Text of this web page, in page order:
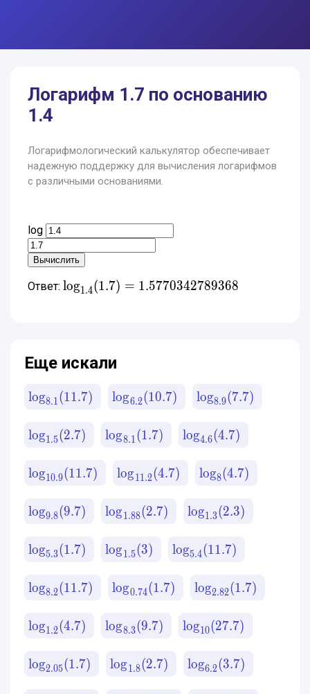
Логарифм 1.7 по основанию
1.4
Логарифмологический калькулятор обеспечивает
надежную поддержку для вычисления логарифмов
с различными основаниями.
log
Ответ: \log_{1.4}(1.7)
log1.4(1.7) = 1.5770342789368
Еще искали
log8.1(11.7) log6.2(10.7) log8.9(7.7)
log1.5(2.7) log8.1(1.7) log4.6(4.7)
log10.9(11.7) log11.2(4.7) log8(4.7)
log9.8(9.7) log1.88(2.7) log1.3(2.3)
log5.3(1.7) log1.5(3) log5.4(11.7)
log8.2(11.7) log0.74(1.7) log2.82(1.7)
log1.2(4.7) log8.3(9.7) log10(27.7)
log2.05(1.7) log1.8(2.7) log6.2(3.7)